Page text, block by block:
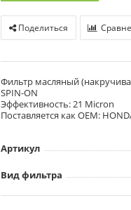
Поделиться
Фильтр масляный
SPIN-ON
Эффективность: 21 Micron
Поставляется как OEM:
Артикул
Вид фильтра